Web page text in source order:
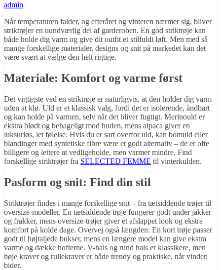
admin
Når temperaturen falder, og efteråret og vinteren nærmer sig, bliver
striktrøjer en uundværlig del af garderoben. En god striktrøje kan
både holde dig varm og give dit outfit et stilfuldt løft. Men med så
mange forskellige materialer, designs og snit på markedet kan det
være svært at vælge den helt rigtige.
Materiale: Komfort og varme først
Det vigtigste ved en striktrøje er naturligvis, at den holder dig varm
uden at klø. Uld er et klassisk valg, fordi det er isolerende, åndbart
og kan holde på varmen, selv når det bliver fugtigt. Merinould er
ekstra blødt og behageligt mod huden, mens alpaca giver en
luksuriøs, let følelse. Hvis du er sart overfor uld, kan bomuld eller
blandinger med syntetiske fibre være et godt alternativ – de er ofte
billigere og lettere at vedligeholde, men varmer mindre. Find
forskellige striktrøjer fra SELECTED FEMME til vinterkulden.
Pasform og snit: Find din stil
Striktrøjer findes i mange forskellige snit – fra tætsiddende trøjer til
oversize-modeller. En tætsiddende trøje fungerer godt under jakker
og frakker, mens oversize-trøjer giver et afslappet look og ekstra
komfort på kolde dage. Overvej også længden: En kort trøje passer
godt til højtaljede bukser, mens en længere model kan give ekstra
varme og dække hofterne. V-hals og rund hals er klassikere, men
høje kraver og rullekraver er både trendy og praktiske, når vinden
bider.